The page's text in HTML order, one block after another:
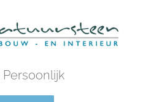
Persoonlijk